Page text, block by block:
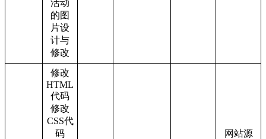
活动
的图
片设
计与
修改
修改
HTML
代码
修改
CSS代
码
网站源